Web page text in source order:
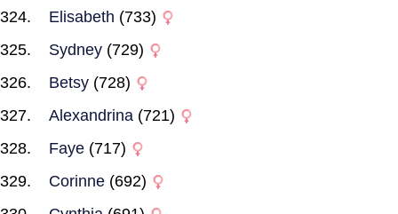
Elisabeth (733)
Sydney (729)
Betsy (728)
Alexandrina (721)
Faye (717)
Corinne (692)